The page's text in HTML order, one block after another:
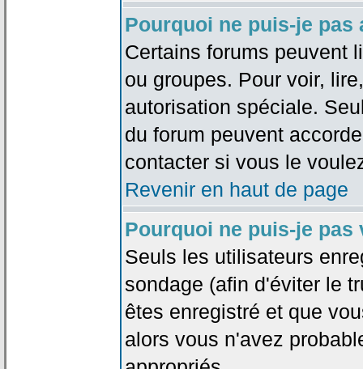
Pourquoi ne puis-je pas
Certains forums peuvent
ou groupes. Pour voir,
autorisation spéciale.
du forum peuvent
contacter si vous le
Revenir en haut de page
Pourquoi ne puis-je pas
Seuls les utilisateurs
sondage (afin d'éviter le
êtes enregistré et que
alors vous n'avez